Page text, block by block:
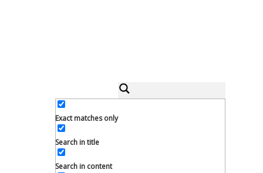
Exact matches only
Search in title
Search in content